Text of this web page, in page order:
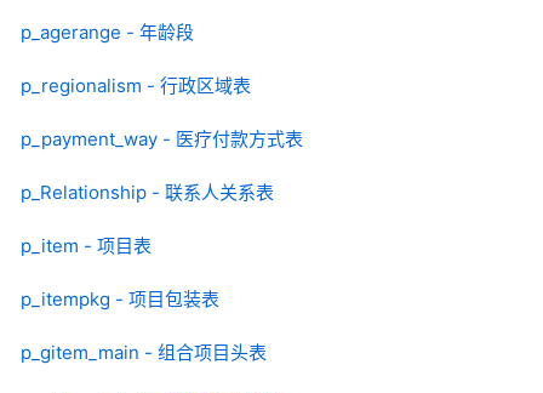
p_agerange - 年龄段
p_regionalism - 行政区域表
p_payment_way - 医疗付款方式表
p_Relationship - 联系人关系表
p_item - 项目表
p_itempkg - 项目包装表
p_gitem_main - 组合项目头表